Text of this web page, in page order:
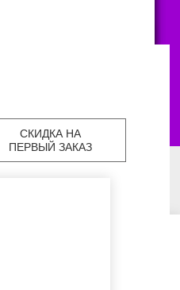
СКИДКА НА
ПЕРВЫЙ ЗАКАЗ